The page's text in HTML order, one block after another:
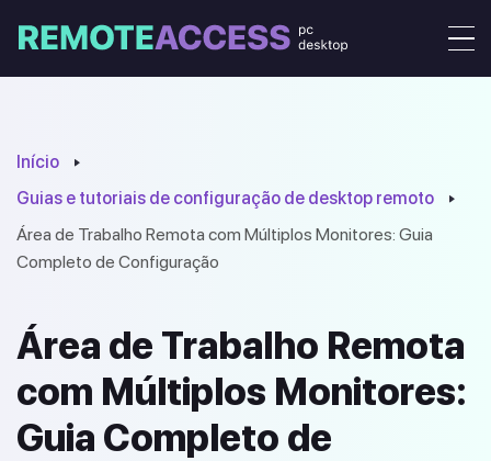
Início
Guias e tutoriais de configuração de desktop remoto
Área de Trabalho Remota com Múltiplos Monitores: Guia
Completo de Configuração
Área de Trabalho Remota
com Múltiplos Monitores:
Guia Completo de